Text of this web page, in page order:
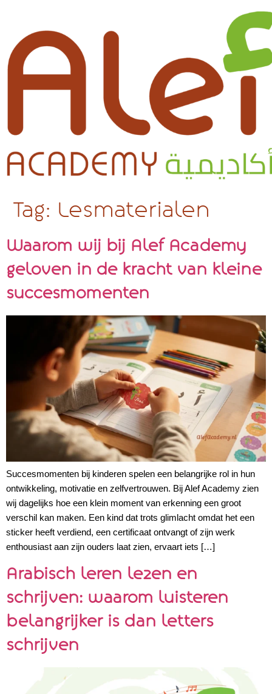
Tag: Lesmaterialen
Waarom wij bij Alef Academy
geloven in de kracht van kleine
succesmomenten
Succesmomenten bij kinderen spelen een belangrijke rol in hun
ontwikkeling, motivatie en zelfvertrouwen. Bij Alef Academy zien
wij dagelijks hoe een klein moment van erkenning een groot
verschil kan maken. Een kind dat trots glimlacht omdat het een
sticker heeft verdiend, een certificaat ontvangt of zijn werk
enthousiast aan zijn ouders laat zien, ervaart iets […]
Arabisch leren lezen en
schrijven: waarom luisteren
belangrijker is dan letters
schrijven